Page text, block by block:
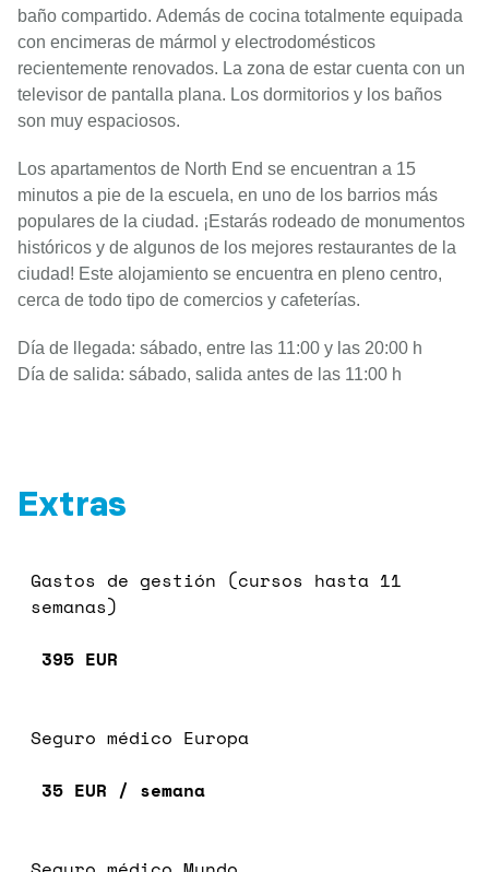
baño compartido. Además de cocina totalmente equipada
con encimeras de mármol y electrodomésticos
recientemente renovados. La zona de estar cuenta con un
televisor de pantalla plana. Los dormitorios y los baños
son muy espaciosos.
Los apartamentos de North End se encuentran a 15
minutos a pie de la escuela, en uno de los barrios más
populares de la ciudad. ¡Estarás rodeado de monumentos
históricos y de algunos de los mejores restaurantes de la
ciudad! Este alojamiento se encuentra en pleno centro,
cerca de todo tipo de comercios y cafeterías.
Día de llegada: sábado, entre las 11:00 y las 20:00 h
Día de salida: sábado, salida antes de las 11:00 h
Extras
Gastos de gestión (cursos hasta 11
semanas)
395 EUR
Seguro médico Europa
35 EUR / semana